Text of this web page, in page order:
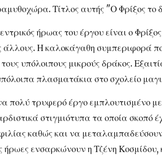
Τίτλος αυτής "Ο Φρίξος το
ήρωας του έργου είναι ο
άλλους. Η καλοκάγαθη συμπεριφορά
υπόλοιπους μικρούς δράκος.
πλασματάκια στο σχολείο
πολύ τρυφερό έργο εμπλουτισμένο
στιγμιότυπα τα οποία σκοπό
καθώς και να
ήρωες ενσαρκώνουν η Τζένη